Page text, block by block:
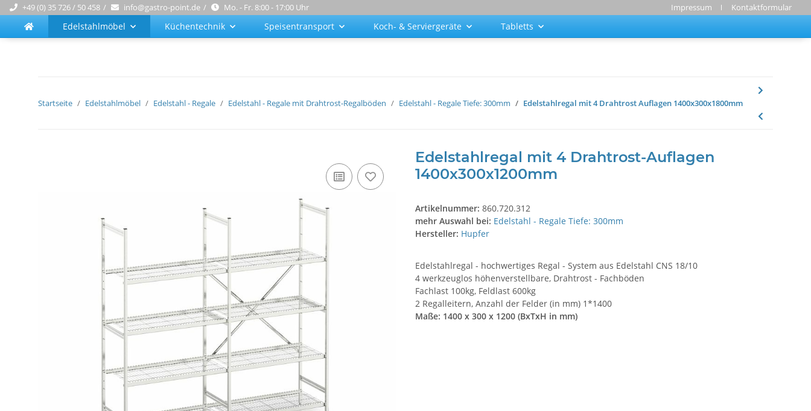
+49 (0) 35 726 / 50 458 info@gastro-point.de Mo. - Fr. 8:00 - 17:00 Uhr Impressum Kontaktformular
Edelstahlmöbel Küchentechnik Speisentransport Koch- & Serviergeräte Tabletts
Startseite Edelstahlmöbel Edelstahl - Regale Edelstahl - Regale mit Drahtrost-Regalböden Edelstahl - Regale Tiefe: 300mm Edelstahlregal mit 4 Drahtrost Auflagen 1400x300x1800mm
Edelstahlregal mit 4 Drahtrost-Auflagen
1400x300x1200mm
Artikelnummer: 860.720.312
mehr Auswahl bei: Edelstahl - Regale Tiefe: 300mm
Hersteller: Hupfer
Edelstahlregal - hochwertiges Regal - System aus Edelstahl CNS 18/10
4 werkzeuglos höhenverstellbare, Drahtrost - Fachböden
Fachlast 100kg, Feldlast 600kg
2 Regalleitern, Anzahl der Felder (in mm) 1*1400
Maße: 1400 x 300 x 1200 (BxTxH in mm)